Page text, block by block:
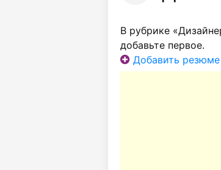
В рубрике
добавьте первое.
Добавить резюме